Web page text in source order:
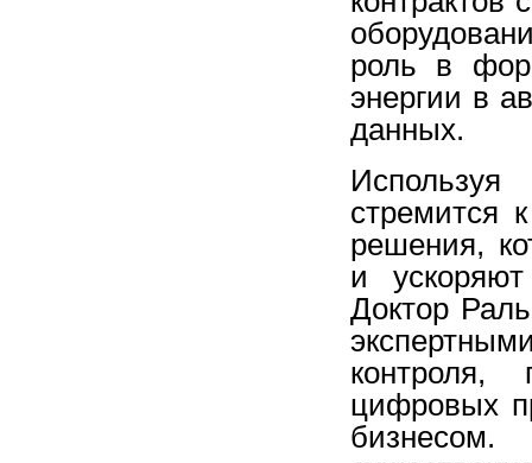
роль в
энергии в
данных.
стремится
решения,
и
Доктор
контроля,
цифровых